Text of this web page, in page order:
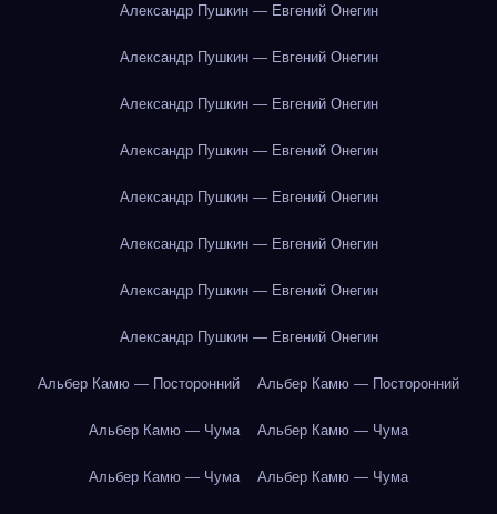
Александр Пушкин — Евгений Онегин
Александр Пушкин — Евгений Онегин
Александр Пушкин — Евгений Онегин
Александр Пушкин — Евгений Онегин
Александр Пушкин — Евгений Онегин
Александр Пушкин — Евгений Онегин
Александр Пушкин — Евгений Онегин
Александр Пушкин — Евгений Онегин
Альбер Камю — Посторонний Альбер Камю — Посторонний
Альбер Камю — Чума Альбер Камю — Чума
Альбер Камю — Чума Альбер Камю — Чума